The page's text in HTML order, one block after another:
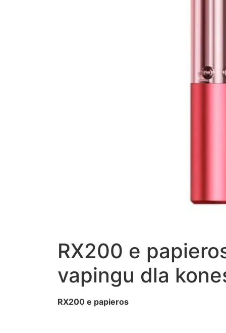
RX200 e
vapingu dla
RX200 e papieros